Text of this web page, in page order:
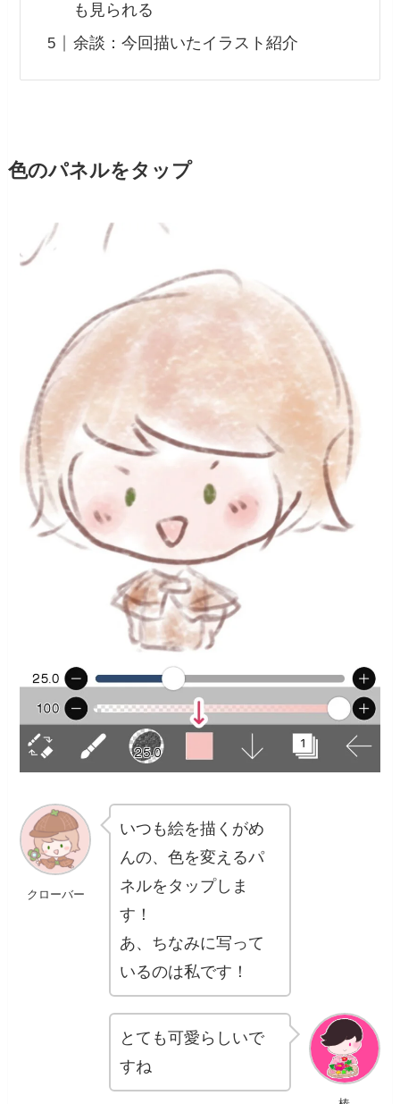
も見られる
余談：今回描いたイラスト紹介
色のパネルをタップ
クローバー
いつも絵を描くがめ
んの、色を変えるパ
ネルをタップしま
す！
あ、ちなみに写って
いるのは私です！
とても可愛らしいで
すね